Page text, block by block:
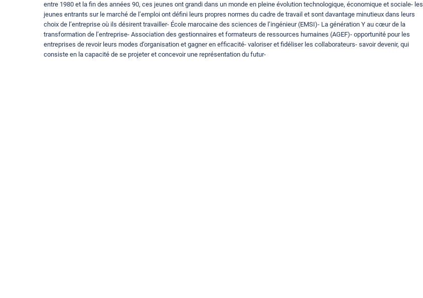
entre 1980 et la fin des années 90, ces jeunes ont grandi dans un monde en pleine évolution technologique, économique et sociale- les
jeunes entrants sur le marché de l’emploi ont défini leurs propres normes du cadre de travail et sont davantage minutieux dans leurs
choix de l’entreprise où ils désirent travailler- École marocaine des sciences de l’ingénieur (EMSI)- La génération Y au cœur de la
transformation de l’entreprise- Association des gestionnaires et formateurs de ressources humaines (AGEF)- opportunité pour les
entreprises de revoir leurs modes d’organisation et gagner en efficacité- valoriser et fidéliser les collaborateurs- savoir devenir, qui
consiste en la capacité de se projeter et concevoir une représentation du futur-